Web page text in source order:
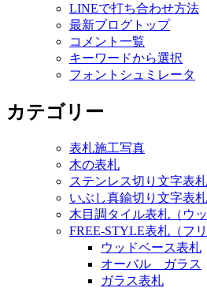
LINEで打ち合わせ方法
最新ブログトップ
コメント一覧
キーワードから選択
フォントシュミレータ
カテゴリー
表札施工写真
木の表札
ステンレス切り文字表札
いぶし真鍮切り文字表札
木目調タイル表札（ウ
FREE-STYLE表札（フ
ウッドベース表札
オーバル ガラス
ガラス表札